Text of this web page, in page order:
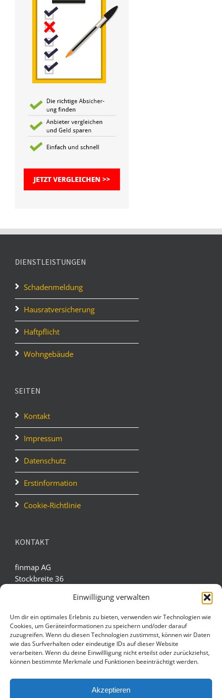
Einwilligung verwalten
Um dir ein optimales Erlebnis zu bieten, verwenden wir Technologien wie
Cookies, um Geräteinformationen zu speichern und/oder darauf
zuzugreifen. Wenn du diesen Technologien zustimmst, können wir Daten
wie das Surfverhalten oder eindeutige IDs auf dieser Website
verarbeiten. Wenn du deine Einwillligung nicht erteilst oder zurückziehst,
können bestimmte Merkmale und Funktionen beeinträchtigt werden.
Akzeptieren
DIENSTLEISTUNGEN
Schadenmeldung
Hausratversicherung
Haftpflicht
Wohngebäude
SEITEN
Kontakt
Impressum
Datenschutz
Erstinformation
Cookie-Richtlinie
KONTAKT
finmap AG
Stockbreite 36
Tel.: 02622 - 9869916
Fax: 0551 - 273790020
E-Mail: service(at)finmap.ag